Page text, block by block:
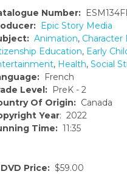
Number:
Epic Story Media
Animation, Character
Education, Early
, Health, Social
French
Level: PreK - 2
Of Origin: Canada
Year: 2022
Time: 11:35
DVD Price: $59.00